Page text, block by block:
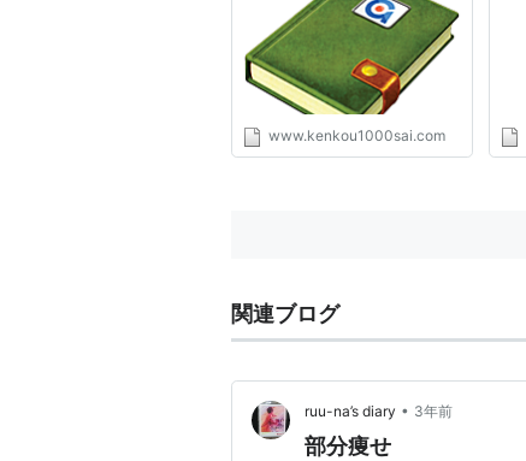
Beauty & Health ラボ
www.kenkou1000sai.com
関連ブログ
ruu-na’s diary • 3年前
部分痩せ